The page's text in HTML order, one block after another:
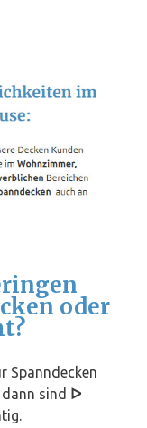
oder
Spanndecken
sind ᐅ